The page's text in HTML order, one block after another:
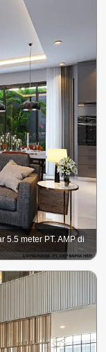
5.5 meter PT. AMP di